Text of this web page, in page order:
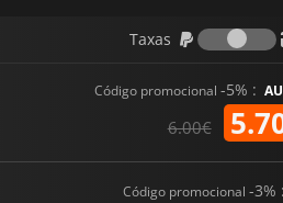
Taxas
Código promocional -5% :
6.00€
Código promocional -3% :